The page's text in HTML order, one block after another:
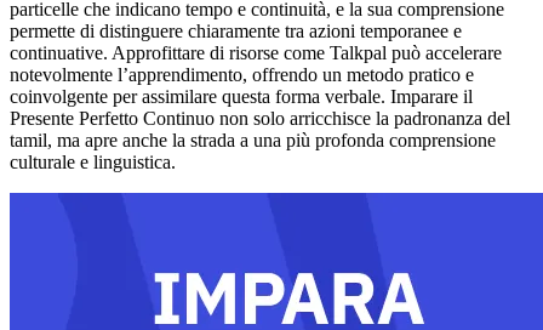
particelle che indicano tempo e continuità, e la sua comprensione
permette di distinguere chiaramente tra azioni temporanee e
continuative. Approfittare di risorse come Talkpal può accelerare
notevolmente l’apprendimento, offrendo un metodo pratico e
coinvolgente per assimilare questa forma verbale. Imparare il
Presente Perfetto Continuo non solo arricchisce la padronanza del
tamil, ma apre anche la strada a una più profonda comprensione
culturale e linguistica.